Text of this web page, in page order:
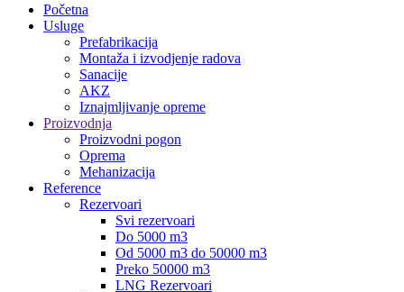
Početna
Usluge
Prefabrikacija
Montaža i izvodjenje radova
Sanacije
AKZ
Iznajmljivanje opreme
Proizvodnja
Proizvodni pogon
Oprema
Mehanizacija
Reference
Rezervoari
Svi rezervoari
Do 5000 m3
Od 5000 m3 do 50000 m3
Preko 50000 m3
LNG Rezervoari